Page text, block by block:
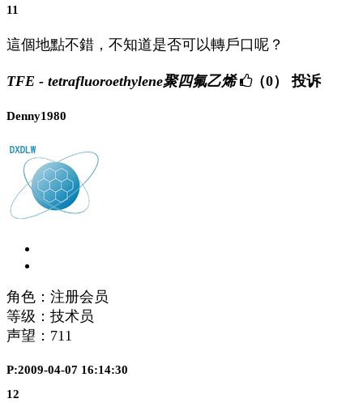
11
這個地點不錯，不知道是否可以轉戶口呢？
TFE - tetrafluoroethylene聚四氟乙烯 （0） 投诉
Denny1980
角色：注册会员
等级：技术员
声望： 711
P:2009-04-07 16:14:30
12